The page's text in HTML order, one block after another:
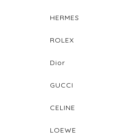
HERMES
ROLEX
Dior
GUCCI
CELINE
LOEWE